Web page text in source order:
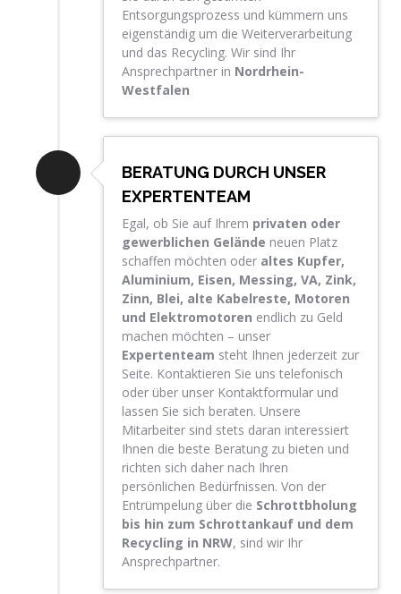
Entsorgungsprozess und kümmern uns
eigenständig um die Weiterverarbeitung
und das Recycling. Wir sind Ihr
Ansprechpartner in Nordrhein-
Westfalen
BERATUNG DURCH UNSER
EXPERTENTEAM
Egal, ob Sie auf Ihrem privaten oder
gewerblichen Gelände neuen Platz
schaffen möchten oder altes Kupfer,
Aluminium, Eisen, Messing, VA, Zink,
Zinn, Blei, alte Kabelreste, Motoren
und Elektromotoren endlich zu Geld
machen möchten – unser
Expertenteam steht Ihnen jederzeit zur
Seite. Kontaktieren Sie uns telefonisch
oder über unser Kontaktformular und
lassen Sie sich beraten. Unsere
Mitarbeiter sind stets daran interessiert
Ihnen die beste Beratung zu bieten und
richten sich daher nach Ihren
persönlichen Bedürfnissen. Von der
Entrümpelung über die Schrottbholung
bis hin zum Schrottankauf und dem
Recycling in NRW, sind wir Ihr
Ansprechpartner.